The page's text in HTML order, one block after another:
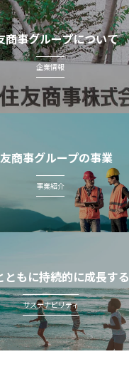
商事グループについて
企業情報
商事グループの事業
事業紹介
ともに持続的に成長する
サステナビリティ